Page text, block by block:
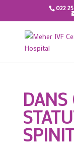
022
DANS